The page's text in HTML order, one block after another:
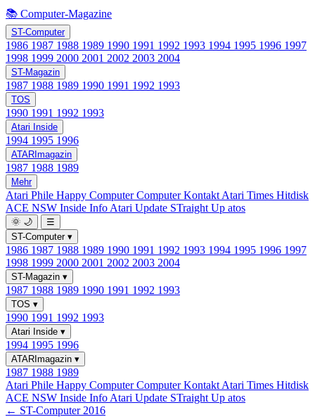
📚 Computer-Magazine
ST-Computer
1986 1987 1988 1989 1990 1991 1992 1993 1994 1995 1996 1997
1998 1999 2000 2001 2002 2003 2004
ST-Magazin
1987 1988 1989 1990 1991 1992 1993
TOS
1990 1991 1992 1993
Atari Inside
1994 1995 1996
ATARImagazin
1987 1988 1989
Mehr
Atari Phile Happy ComputerComputer Kontakt Atari Times Hitdisk
ACE NSW Inside Info Atari Update STraight Up atos
🌞 🌙
☰
ST-Computer ▾
1986 1987 1988 1989 1990 1991 1992 1993 1994 1995 1996 1997
1998 1999 2000 2001 2002 2003 2004
ST-Magazin ▾
1987 1988 1989 1990 1991 1992 1993
TOS ▾
1990 1991 1992 1993
Atari Inside ▾
1994 1995 1996
ATARImagazin ▾
1987 1988 1989
Atari Phile Happy ComputerComputer Kontakt Atari Times Hitdisk
ACE NSW Inside Info Atari Update STraight Up atos
← ST-Computer 2016